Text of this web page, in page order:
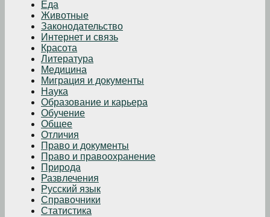
Еда
Животные
Законодательство
Интернет и связь
Красота
Литература
Медицина
Миграция и документы
Наука
Образование и карьера
Обучение
Общее
Отличия
Право и документы
Право и правоохранение
Природа
Развлечения
Русский язык
Справочники
Статистика